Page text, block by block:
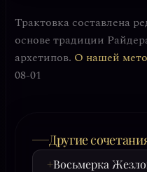
Трактовка составлена
основе традиции
архетипов. О нашей
08-01
Другие
+Восьмерка